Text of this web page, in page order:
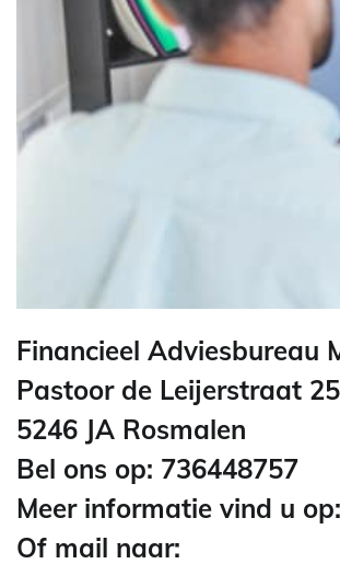
Financieel Adviesbureau
Pastoor de Leijerstraat 25
5246 JA Rosmalen
Bel ons op: 736448757
Meer informatie vind u op:
Of mail naar: